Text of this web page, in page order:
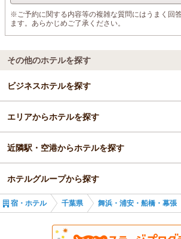
※ご予約に関する内容等の複雑な質問にはうまく回
ます。あらかじめご了承ください。
その他のホテルを探す
ビジネスホテルを探す
千葉県
舞浜・浦安・船橋・幕張
幕張
海浜幕張駅
エリアからホテルを探す
千葉県
舞浜・浦安・船橋・幕張
幕張
近隣駅・空港からホテルを探す
京成幕張本郷駅
幕張本郷駅
ホテルグループから探す
全国のアパホテルズ＆リゾーツ
宿・ホテル 千葉県 舞浜・浦安・船橋・幕張